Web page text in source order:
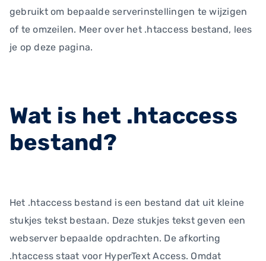
gebruikt om bepaalde serverinstellingen te wijzigen
of te omzeilen. Meer over het .htaccess bestand, lees
je op deze pagina.
Wat is het .htaccess
bestand?
Het .htaccess bestand is een bestand dat uit kleine
stukjes tekst bestaan. Deze stukjes tekst geven een
webserver bepaalde opdrachten. De afkorting
.htaccess staat voor HyperText Access. Omdat